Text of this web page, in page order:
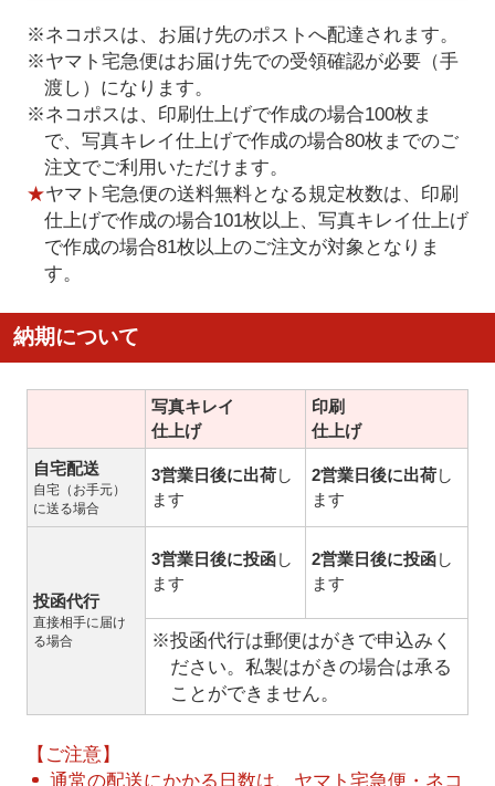
※ネコポスは、お届け先のポストへ配達されます。
※ヤマト宅急便はお届け先での受領確認が必要（手
渡し）になります。
※ネコポスは、印刷仕上げで作成の場合100枚ま
で、写真キレイ仕上げで作成の場合80枚までのご
注文でご利用いただけます。
★ヤマト宅急便の送料無料となる規定枚数は、印刷
仕上げで作成の場合101枚以上、写真キレイ仕上げ
で作成の場合81枚以上のご注文が対象となりま
す。
納期について
写真キレイ
仕上げ
印刷
仕上げ
自宅配送
自宅（お手元）
に送る場合
3営業日後に出荷し
ます
2営業日後に出荷し
ます
投函代行
直接相手に届け
る場合
3営業日後に投函し
ます
2営業日後に投函し
ます
※投函代行は郵便はがきで申込みく
ださい。私製はがきの場合は承る
ことができません。
【ご注意】
通常の配送にかかる日数は、ヤマト宅急便・ネコ